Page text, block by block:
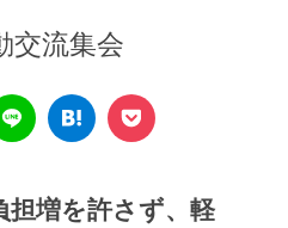
交流集会
担増を許さず、軽